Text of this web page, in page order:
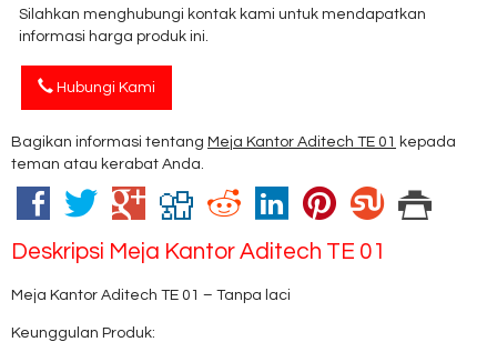
Silahkan menghubungi kontak kami untuk mendapatkan
informasi harga produk ini.
Hubungi Kami
Bagikan informasi tentang Meja Kantor Aditech TE 01
kepada
teman atau kerabat Anda.
Deskripsi Meja Kantor Aditech TE 01
Meja Kantor Aditech TE 01 – Tanpa laci
Keunggulan Produk: